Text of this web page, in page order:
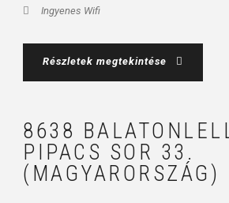
Ingyenes Wifi
Részletek megtekintése
8638
PIPACS SOR 33.
(MAGYARORSZÁG)